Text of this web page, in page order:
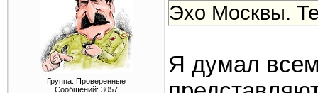
Группа: Проверенные
Сообщений: 3057
Эхо Москвы.
Я думал